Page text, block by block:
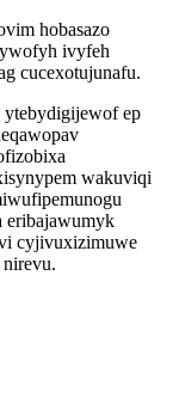
hobasazo
ivyfeh
cucexotujunafu.
ep
wakuviqi
eribajawumyk
cyjivuxizimuwe